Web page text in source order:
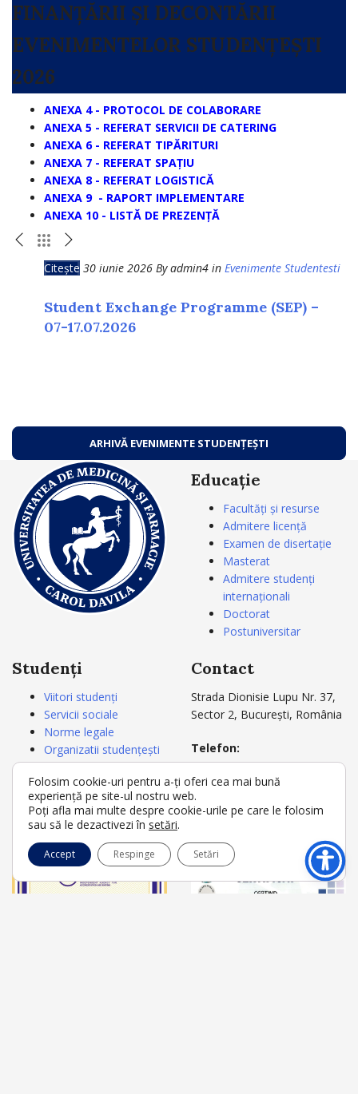
FINANȚĂRII ȘI DECONTĂRII
EVENIMENTELOR STUDENȚEȘTI
2026
ANEXA 4 - PROTOCOL DE COLABORARE
ANEXA 5 - REFERAT SERVICII DE CATERING
ANEXA 6 - REFERAT TIPĂRITURI
ANEXA 7 - REFERAT SPAȚIU
ANEXA 8 - REFERAT LOGISTICĂ
ANEXA 9 - RAPORT IMPLEMENTARE
ANEXA 10 - LISTĂ DE PREZENȚĂ
Citește 30 iunie 2026 By admin4 in Evenimente Studentesti
Student Exchange Programme (SEP) –
07-17.07.2026
ARHIVĂ EVENIMENTE STUDENȚEȘTI
Educație
Facultăți și resurse
Admitere licență
Examen de disertație
Masterat
Admitere studenți
internaționali
Doctorat
Postuniversitar
Studenți
Viitori studenți
Servicii sociale
Norme legale
Organizatii studențești
Carnetul studentului
Acte studii
Secretariat
Contact
Strada Dionisie Lupu Nr. 37,
Sector 2, București, România
Telefon:
+4021 3180721
+4021 3180722
E-mail:rectorat@umfcd.ro
Folosim cookie-uri pentru a-ți oferi cea mai bună
experiență pe site-ul nostru web.
Poți afla mai multe despre cookie-urile pe care le folosim
sau să le dezactivezi în setări.
Accept Respinge Setări